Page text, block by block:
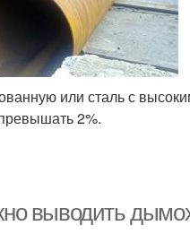
или сталь с
2%.
выводить